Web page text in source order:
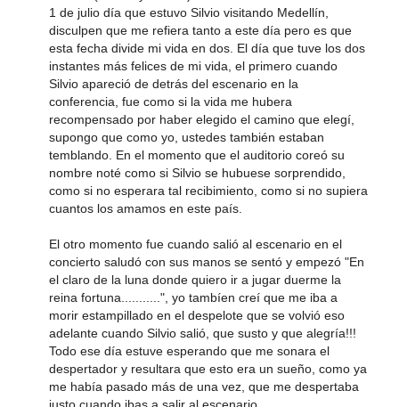
1 de julio día que estuvo Silvio visitando Medellín,
disculpen que me refiera tanto a este día pero es que
esta fecha divide mi vida en dos. El día que tuve los dos
instantes más felices de mi vida, el primero cuando
Silvio apareció de detrás del escenario en la
conferencia, fue como si la vida me hubera
recompensado por haber elegido el camino que elegí,
supongo que como yo, ustedes también estaban
temblando. En el momento que el auditorio coreó su
nombre noté como si Silvio se hubuese sorprendido,
como si no esperara tal recibimiento, como si no supiera
cuantos los amamos en este país.
El otro momento fue cuando salió al escenario en el
concierto saludó con sus manos se sentó y empezó "En
el claro de la luna donde quiero ir a jugar duerme la
reina fortuna...........", yo tambíen creí que me iba a
morir estampillado en el despelote que se volvió eso
adelante cuando Silvio salió, que susto y que alegría!!!
Todo ese día estuve esperando que me sonara el
despertador y resultara que esto era un sueño, como ya
me había pasado más de una vez, que me despertaba
justo cuando ibas a salir al escenario.